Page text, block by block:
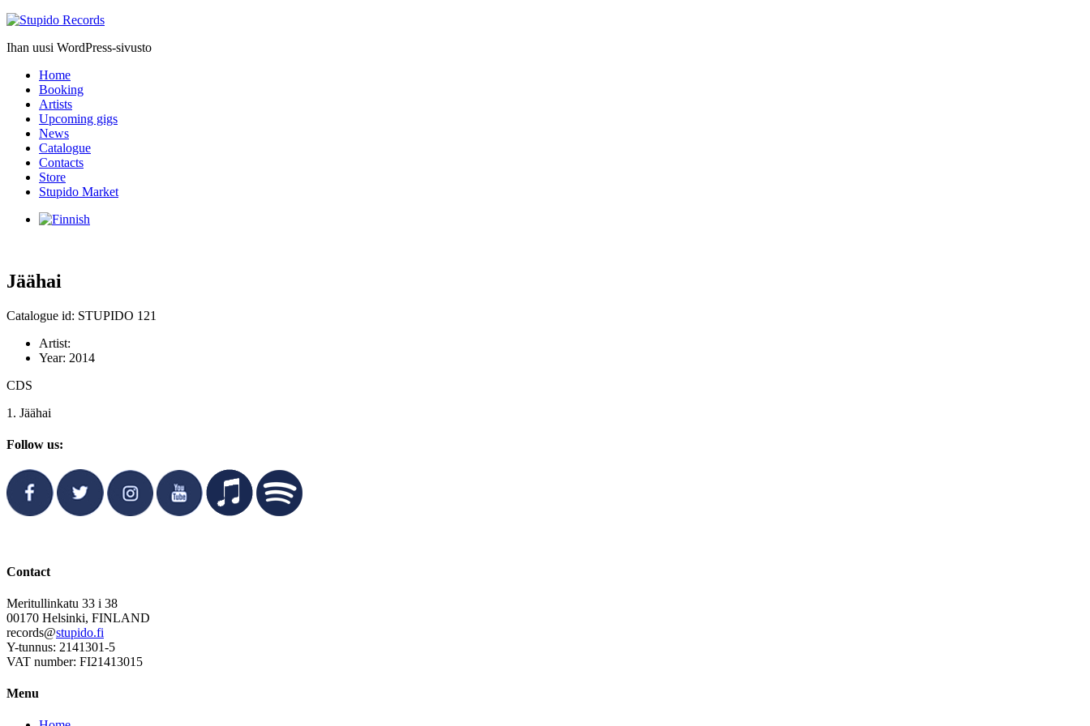
Stupido
Ihan uusi WordPress-sivusto
Home
Booking
Artists
Upcoming gigs
News
Catalogue
Contacts
Store
Stupido Market
Jäähai
Catalogue id: STUPIDO 121
Artist:
Year: 2014
CDS
1. Jäähai
Follow us:
Contact
Meritullinkatu 33 i 38
00170 Helsinki, FINLAND
records@stupido.fi
Y-tunnus: 2141301-5
VAT number: FI21413015
Menu